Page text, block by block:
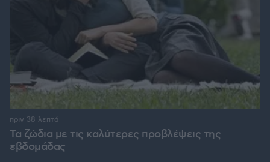
Τα ζώδια με τις καλύτερες προβλέψεις της
εβδομάδας
πριν 38 λεπτά